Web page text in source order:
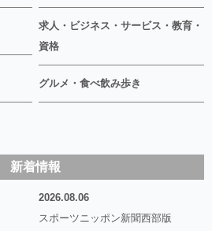
求人・ビジネス・サービス・教育・
資格
グルメ・食べ飲み歩き
新着情報
2026.08.06
スポーツニッポン新聞西部版